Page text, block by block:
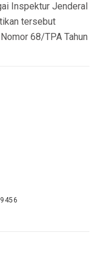
Inspektur Jenderal
tersebut
68/TPA Tahun